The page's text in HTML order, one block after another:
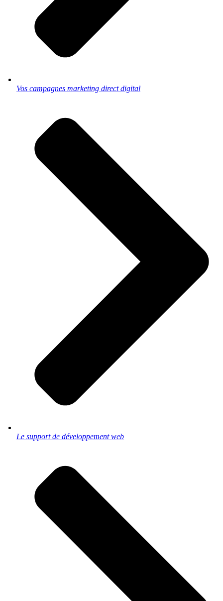
Vos campagnes marketing direct digital
Le support de développement web